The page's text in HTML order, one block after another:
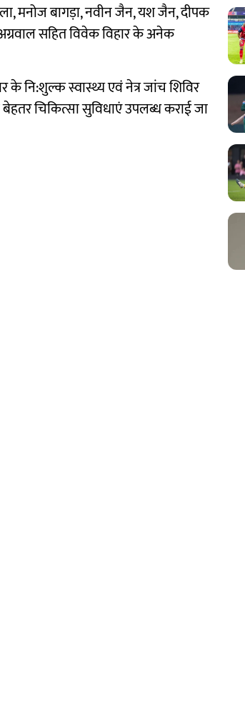
मनोज बागड़ा, नवीन जैन, यश जैन, दीपक
सहित विवेक विहार के अनेक
नि:शुल्क स्वास्थ्य एवं नेत्र जांच शिविर
चिकित्सा सुविधाएं उपलब्ध कराई जा